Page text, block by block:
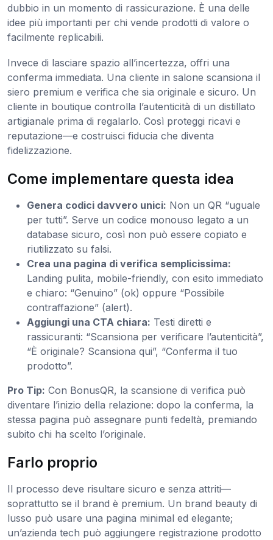
dubbio in un momento di rassicurazione. È una delle
idee più importanti per chi vende prodotti di valore o
facilmente replicabili.
Invece di lasciare spazio all’incertezza, offri una
conferma immediata. Una cliente in salone scansiona il
siero premium e verifica che sia originale e sicuro. Un
cliente in boutique controlla l’autenticità di un distillato
artigianale prima di regalarlo. Così proteggi ricavi e
reputazione—e costruisci fiducia che diventa
fidelizzazione.
Come implementare questa idea
Genera codici davvero unici: Non un QR “uguale
per tutti”. Serve un codice monouso legato a un
database sicuro, così non può essere copiato e
riutilizzato su falsi.
Crea una pagina di verifica semplicissima:
Landing pulita, mobile-friendly, con esito immediato
e chiaro: “Genuino” (ok) oppure “Possibile
contraffazione” (alert).
Aggiungi una CTA chiara: Testi diretti e
rassicuranti: “Scansiona per verificare l’autenticità”,
“È originale? Scansiona qui”, “Conferma il tuo
prodotto”.
Pro Tip: Con BonusQR, la scansione di verifica può
diventare l’inizio della relazione: dopo la conferma, la
stessa pagina può assegnare punti fedeltà, premiando
subito chi ha scelto l’originale.
Farlo proprio
Il processo deve risultare sicuro e senza attriti—
soprattutto se il brand è premium. Un brand beauty di
lusso può usare una pagina minimal ed elegante;
un’azienda tech può aggiungere registrazione prodotto